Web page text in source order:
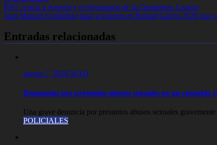
Navegación
de
entradas
PSG venció a Arsenal y es bicampeón de la Champions League
Juan Manuel Cerúndolo pasó a octavos en Roland Garros 2026 tras
Entradas relacionadas
agosto 7, 2026 MAD
Denuncian por presuntos abusos sexuales en un conocido
Una grave denuncia por presuntos abusos sexuales
POLICIALES